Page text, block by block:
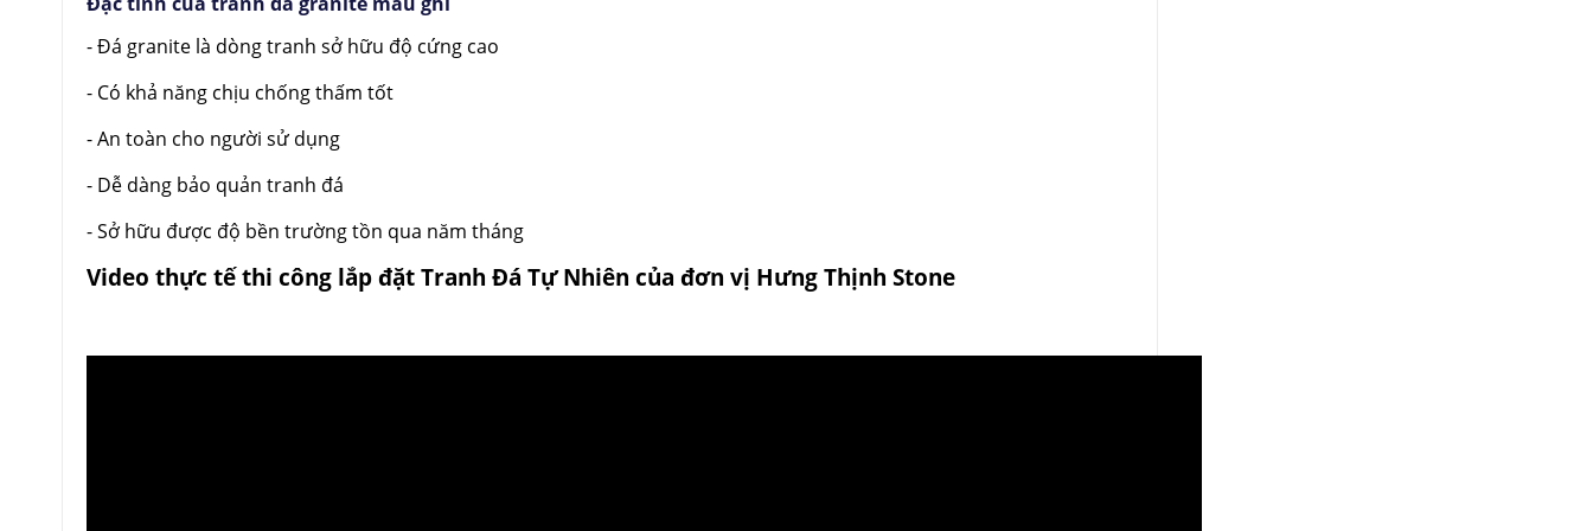
- Đá granite là dòng tranh sở hữu độ cứng cao
- Có khả năng chịu chống thấm tốt
- An toàn cho người sử dụng
- Dễ dàng bảo quản tranh đá
- Sở hữu được độ bền trường tồn qua năm tháng
Video thực tế thi công lắp đặt Tranh Đá Tự Nhiên của đơn vị Hưng Thịnh Stone